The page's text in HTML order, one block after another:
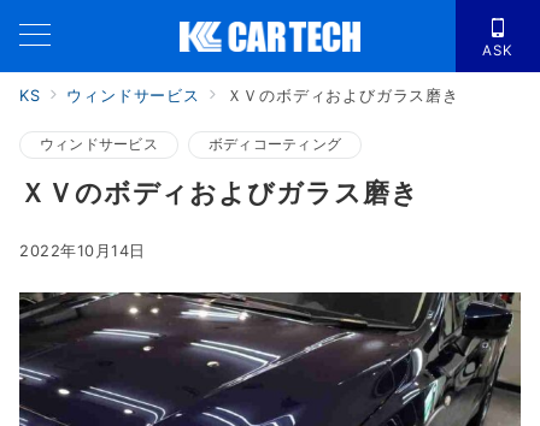
ASK
KS ウィンドサービス ＸＶのボディおよびガラス磨き
ウィンドサービス ボディコーティング
ＸＶのボディおよびガラス磨き
2022年10月14日